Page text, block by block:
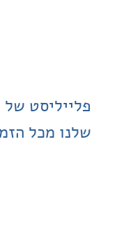
של כל
מכל הזמנים